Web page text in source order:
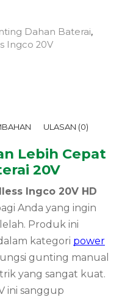
Dahan Baterai,
Ingco 20V
ULASAN (0)
Lebih Cepat
20V
Ingco 20V HD
Anda yang ingin
Produk ini
kategori power
gunting manual
yang sangat kuat.
ini sanggup